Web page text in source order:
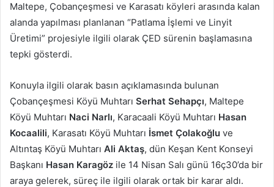
Maltepe, Çobançeşmesi ve Karasatı köyleri arasında kalan
alanda yapılması planlanan “Patlama İşlemi ve Linyit
Üretimi” projesiyle ilgili olarak ÇED sürenin başlamasına
tepki gösterdi.
Konuyla ilgili olarak basın açıklamasında bulunan
Çobançeşmesi Köyü Muhtarı Serhat Sehapçı, Maltepe
Köyü Muhtarı Naci Narlı, Karacaali Köyü Muhtarı Hasan
Kocaalili, Karasatı Köyü Muhtarı İsmet Çolakoğlu ve
Altıntaş Köyü Muhtarı Ali Aktaş, dün Keşan Kent Konseyi
Başkanı Hasan Karagöz ile 14 Nisan Salı günü 16ç30’da bir
araya gelerek, süreç ile ilgili olarak ortak bir karar aldı.